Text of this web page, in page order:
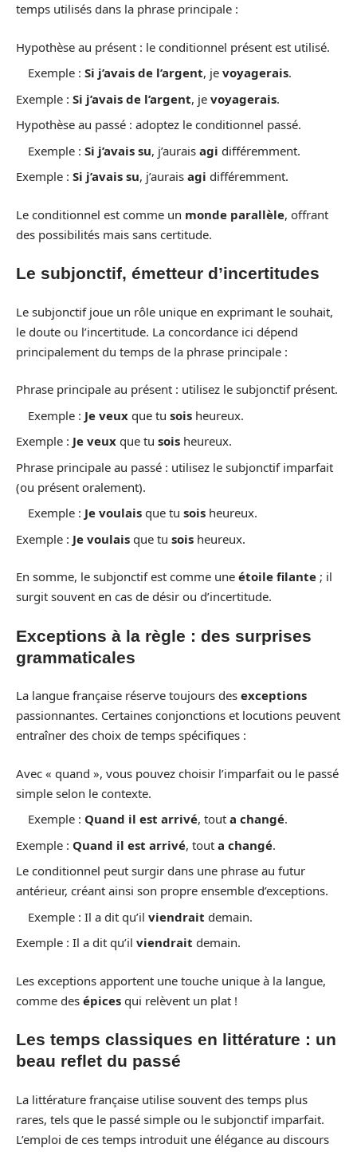
temps utilisés dans la phrase principale :
Hypothèse au présent : le conditionnel présent est utilisé.
Exemple : Si j’avais de l’argent, je voyagerais.
Exemple : Si j’avais de l’argent, je voyagerais.
Hypothèse au passé : adoptez le conditionnel passé.
Exemple : Si j’avais su, j’aurais agi différemment.
Exemple : Si j’avais su, j’aurais agi différemment.
Le conditionnel est comme un monde parallèle, offrant
des possibilités mais sans certitude.
Le subjonctif, émetteur d’incertitudes
Le subjonctif joue un rôle unique en exprimant le souhait,
le doute ou l’incertitude. La concordance ici dépend
principalement du temps de la phrase principale :
Phrase principale au présent : utilisez le subjonctif présent.
Exemple : Je veux que tu sois heureux.
Exemple : Je veux que tu sois heureux.
Phrase principale au passé : utilisez le subjonctif imparfait
(ou présent oralement).
Exemple : Je voulais que tu sois heureux.
Exemple : Je voulais que tu sois heureux.
En somme, le subjonctif est comme une étoile filante ; il
surgit souvent en cas de désir ou d’incertitude.
Exceptions à la règle : des surprises
grammaticales
La langue française réserve toujours des exceptions
passionnantes. Certaines conjonctions et locutions peuvent
entraîner des choix de temps spécifiques :
Avec « quand », vous pouvez choisir l’imparfait ou le passé
simple selon le contexte.
Exemple : Quand il est arrivé, tout a changé.
Exemple : Quand il est arrivé, tout a changé.
Le conditionnel peut surgir dans une phrase au futur
antérieur, créant ainsi son propre ensemble d’exceptions.
Exemple : Il a dit qu’il viendrait demain.
Exemple : Il a dit qu’il viendrait demain.
Les exceptions apportent une touche unique à la langue,
comme des épices qui relèvent un plat !
Les temps classiques en littérature : un
beau reflet du passé
La littérature française utilise souvent des temps plus
rares, tels que le passé simple ou le subjonctif imparfait.
L’emploi de ces temps introduit une élégance au discours